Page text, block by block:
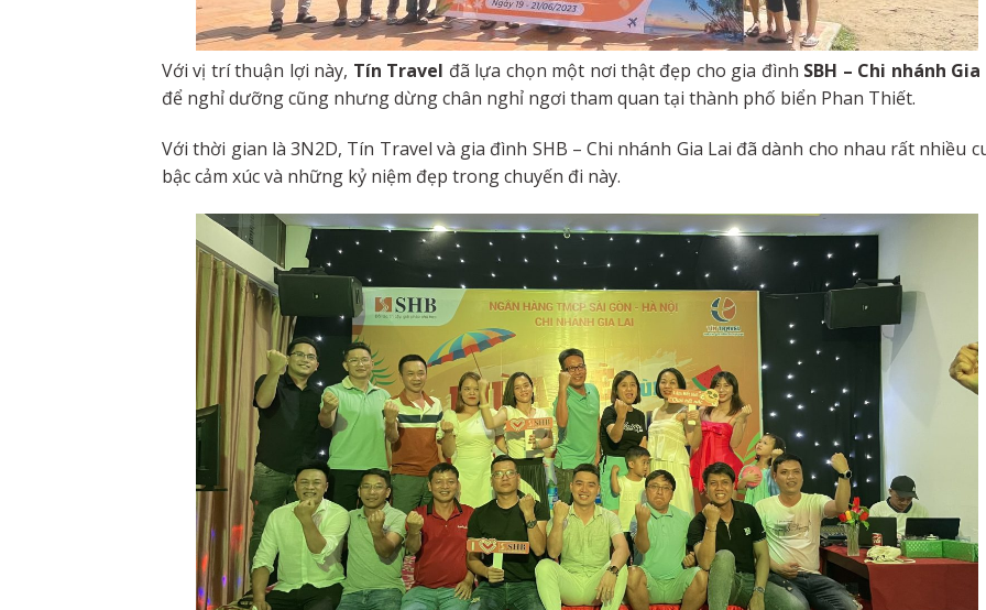
Với vị trí thuận lợi này, Tín Travel đã lựa chọn một nơi thật đẹp cho gia đình SBH – Chi nhánh Gia
để nghỉ dưỡng cũng nhưng dừng chân nghỉ ngơi tham quan tại thành phố biển Phan Thiết.
Với thời gian là 3N2D, Tín Travel và gia đình SHB – Chi nhánh Gia Lai đã dành cho nhau rất nhiều
bậc cảm xúc và những kỷ niệm đẹp trong chuyến đi này.